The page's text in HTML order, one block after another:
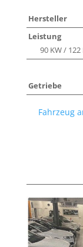
Hersteller
Leistung
90 KW / 122
Getriebe
Fahrzeug